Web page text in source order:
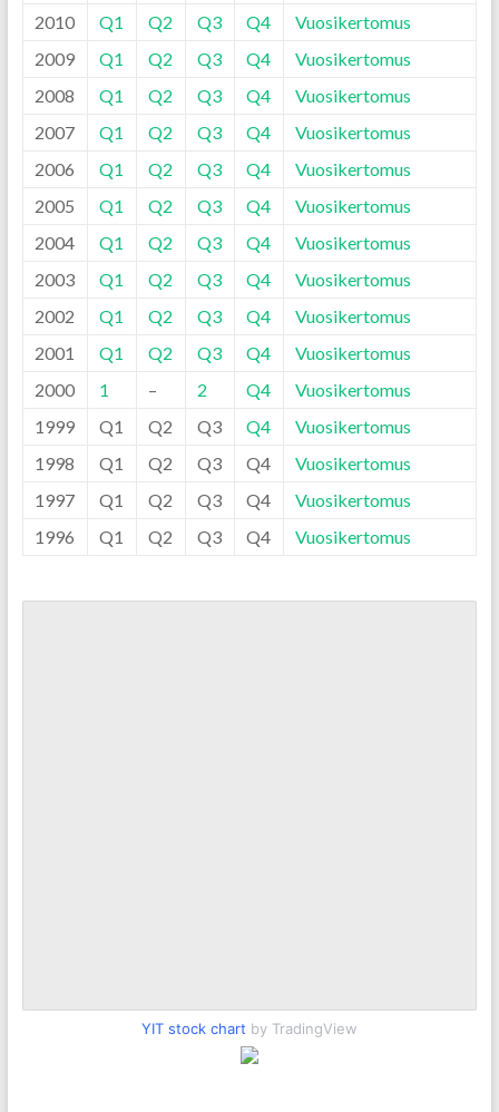
2010
Q1 Q2 Q3 Q4
Vuosikertomus
2009
Q1 Q2 Q3 Q4
Vuosikertomus
2008
Q1 Q2 Q3 Q4
Vuosikertomus
2007
Q1 Q2 Q3 Q4
Vuosikertomus
2006
Q1 Q2 Q3 Q4
Vuosikertomus
2005
Q1 Q2 Q3 Q4
Vuosikertomus
2004
Q1 Q2 Q3 Q4
Vuosikertomus
2003
Q1 Q2 Q3 Q4
Vuosikertomus
2002
Q1 Q2 Q3 Q4
Vuosikertomus
2001
Q1 Q2 Q3 Q4
Vuosikertomus
2000
1 – 2 Q4
Vuosikertomus
1999
Q1 Q2 Q3 Q4
Vuosikertomus
1998
Q1 Q2 Q3 Q4
Vuosikertomus
1997
Q1 Q2 Q3 Q4
Vuosikertomus
1996
Q1 Q2 Q3 Q4 Vuosikertomus
YIT stock chart by TradingView